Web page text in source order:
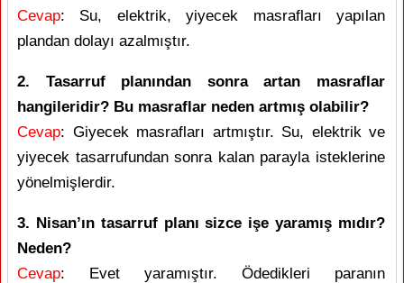
Cevap: Su, elektrik, yiyecek masrafları yapılan
plandan dolayı azalmıştır.
2. Tasarruf planından sonra artan masraflar
hangileridir? Bu masraflar neden artmış olabilir?
Cevap: Giyecek masrafları artmıştır. Su, elektrik ve
yiyecek tasarrufundan sonra kalan parayla isteklerine
yönelmişlerdir.
3. Nisan’ın tasarruf planı sizce işe yaramış mıdır?
Neden?
Cevap: Evet yaramıştır. Ödedikleri paranın